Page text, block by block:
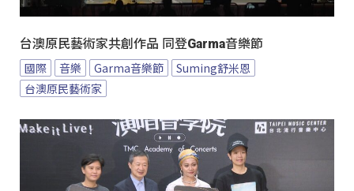
台澳原民藝術家共創作品 同登Garma音樂節
國際 音樂 Garma音樂節
Suming舒米恩
台澳原民藝術家